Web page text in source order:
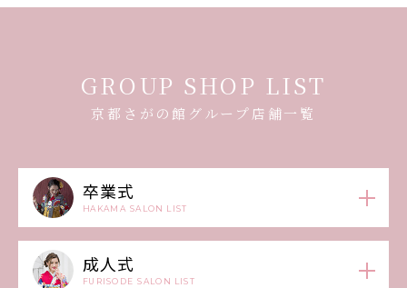
GROUP SHOP LIST
京都さがの館グループ店舗一覧
卒業式
HAKAMA SALON LIST
成人式
FURISODE SALON LIST